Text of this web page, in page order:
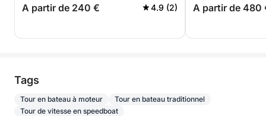
A partir de 240 € 4.9 (2) A partir de 480
Tags
Tour en bateau à moteur
Tour en bateau traditionnel
Tour de vitesse en speedboat